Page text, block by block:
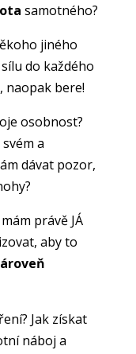
samotného?
jiného
do každého
naopak bere!
osobnost?
a
dávat pozor,
právě JÁ
aby to
Jak získat
náboj a